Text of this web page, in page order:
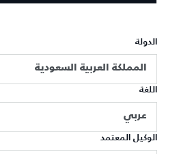
الدولة
المملكة العربية السعودية
اللغة
عربي
الوكيل المعتمد